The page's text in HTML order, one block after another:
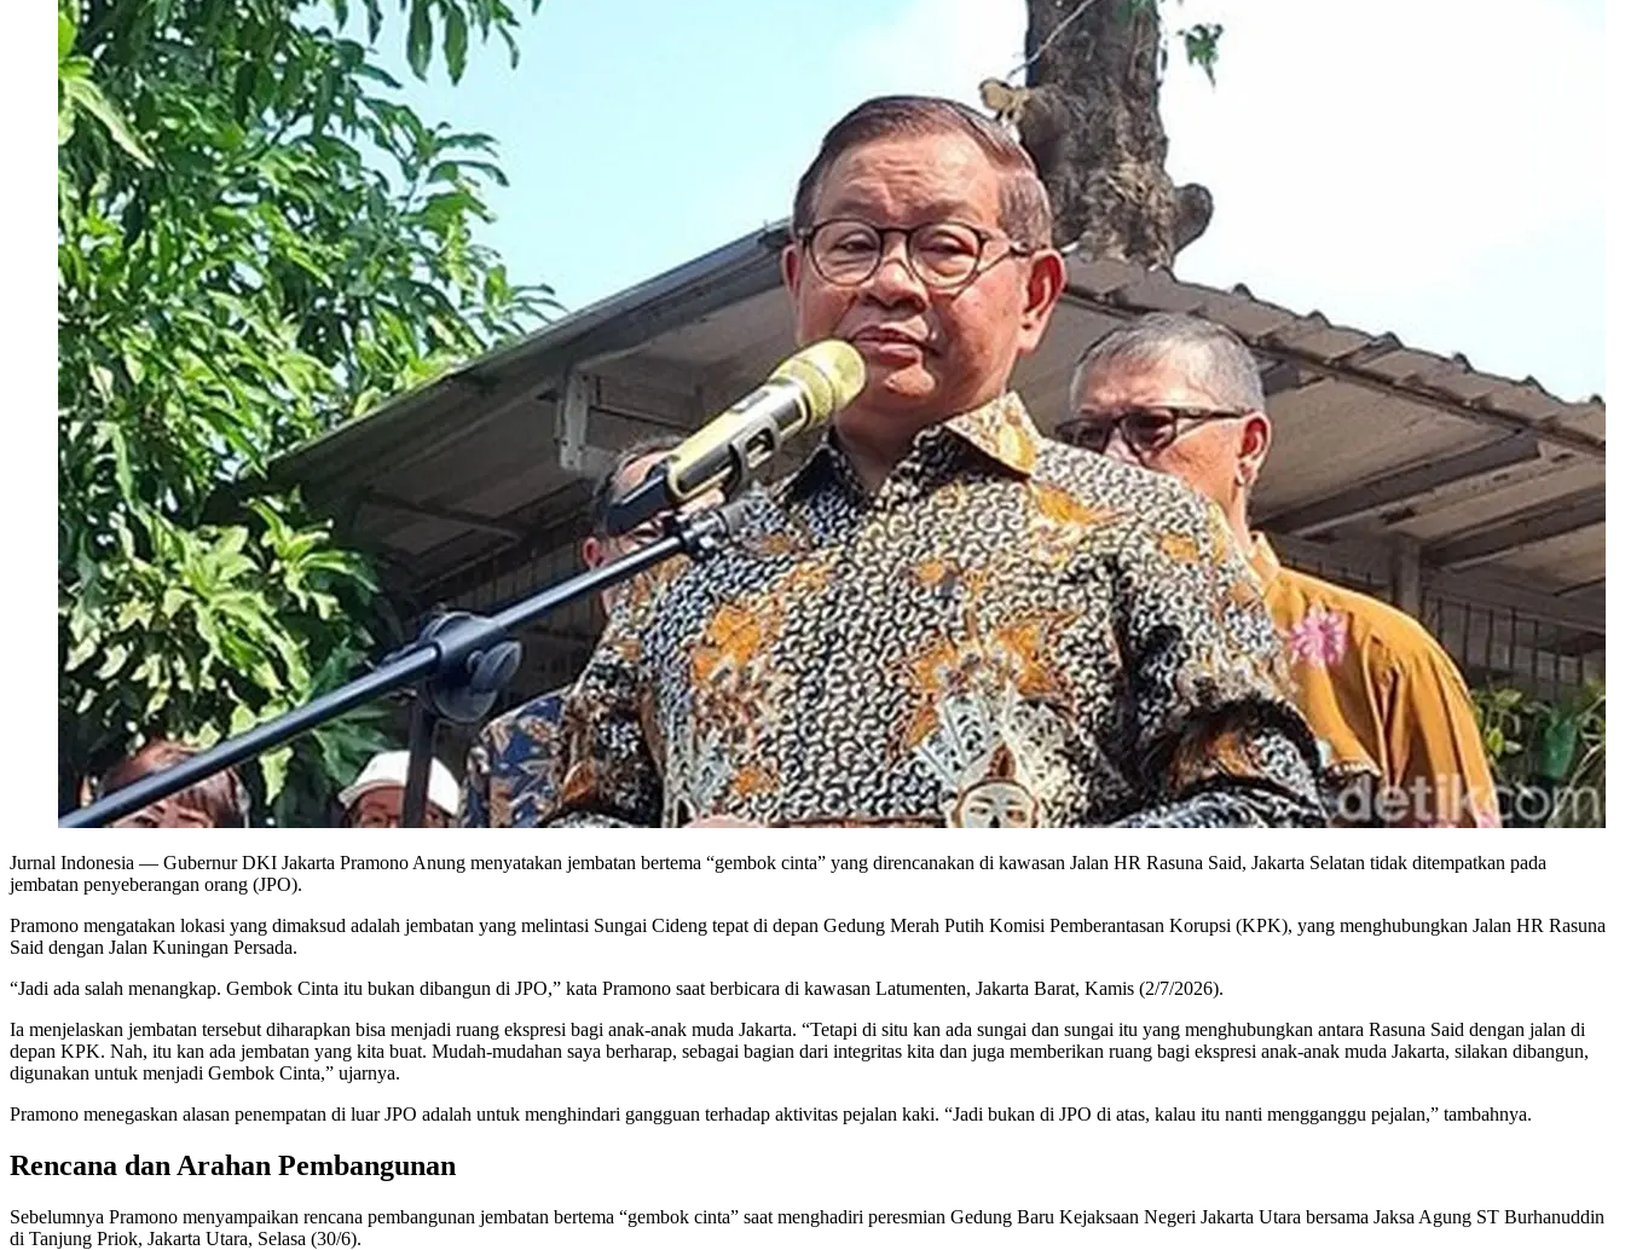
Jurnal Indonesia — Gubernur DKI Jakarta Pramono Anung menyatakan jembatan bertema “gembok cinta” yang direncanakan di kawasan Jalan HR Rasuna Said, Jakarta Selatan tidak ditempatkan pada
jembatan penyeberangan orang (JPO).
Pramono mengatakan lokasi yang dimaksud adalah jembatan yang melintasi Sungai Cideng tepat di depan Gedung Merah Putih Komisi Pemberantasan Korupsi (KPK), yang menghubungkan Jalan HR Rasuna
Said dengan Jalan Kuningan Persada.
“Jadi ada salah menangkap. Gembok Cinta itu bukan dibangun di JPO,” kata Pramono saat berbicara di kawasan Latumenten, Jakarta Barat, Kamis (2/7/2026).
Ia menjelaskan jembatan tersebut diharapkan bisa menjadi ruang ekspresi bagi anak-anak muda Jakarta. “Tetapi di situ kan ada sungai dan sungai itu yang menghubungkan antara Rasuna Said dengan jalan di
depan KPK. Nah, itu kan ada jembatan yang kita buat. Mudah-mudahan saya berharap, sebagai bagian dari integritas kita dan juga memberikan ruang bagi ekspresi anak-anak muda Jakarta, silakan dibangun,
digunakan untuk menjadi Gembok Cinta,” ujarnya.
Pramono menegaskan alasan penempatan di luar JPO adalah untuk menghindari gangguan terhadap aktivitas pejalan kaki. “Jadi bukan di JPO di atas, kalau itu nanti mengganggu pejalan,” tambahnya.
Rencana dan Arahan Pembangunan
Sebelumnya Pramono menyampaikan rencana pembangunan jembatan bertema “gembok cinta” saat menghadiri peresmian Gedung Baru Kejaksaan Negeri Jakarta Utara bersama Jaksa Agung ST Burhanuddin
di Tanjung Priok, Jakarta Utara, Selasa (30/6).